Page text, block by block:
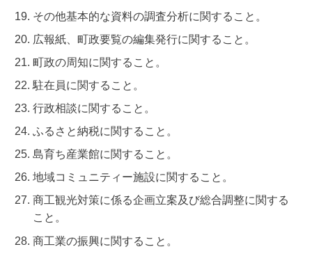
その他基本的な資料の調査分析に関すること。
広報紙、町政要覧の編集発行に関すること。
町政の周知に関すること。
駐在員に関すること。
行政相談に関すること。
ふるさと納税に関すること。
島育ち産業館に関すること。
地域コミュニティー施設に関すること。
商工観光対策に係る企画立案及び総合調整に関する
こと。
商工業の振興に関すること。